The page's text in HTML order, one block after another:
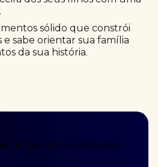
sólido que constrói
e sabe orientar sua família
da sua história.